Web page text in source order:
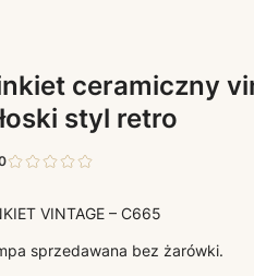
ceramiczny
styl retro
VINTAGE – C665
sprzedawana bez żarówki.